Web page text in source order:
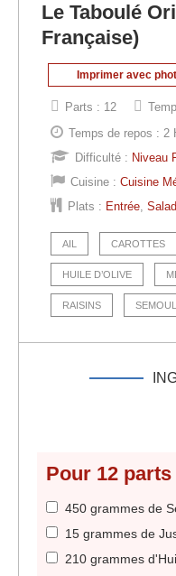
Le Taboulé
Française)
Imprimer avec
Parts : 12
Temps de repos : 2
Difficulté : Niveau
Cuisine : Cuisine
Plats : Entrée,
AIL CAROTTES
HUILE D’OLIVE
RAISINS
Pour 12 parts
450 grammes de
15 grammes de
210 grammes